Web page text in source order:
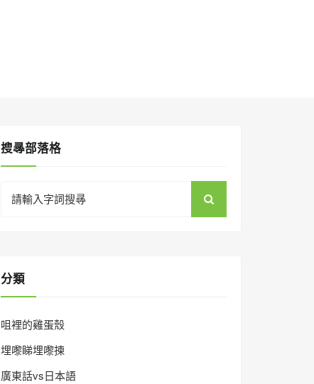
搜㝷部落格
for:
分類
咀裡的雞蛋殼
埋嚟睇埋嚟揀
廣東話vs日本語